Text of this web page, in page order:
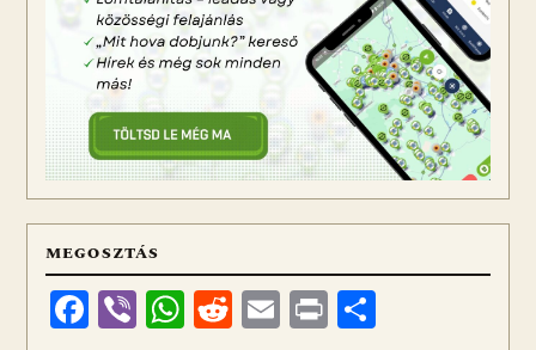
MEGOSZTÁS
Facebook
ViberWhatsApp
Reddit
Email
Print